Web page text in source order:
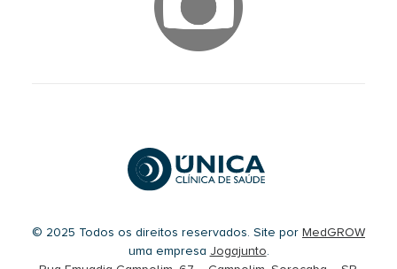
© 2025 Todos os direitos reservados. Site por MedGROW
uma empresa Jogajunto.